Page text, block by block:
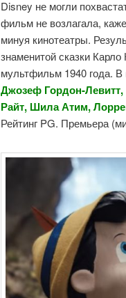
Disney не могли
фильм не возлагала,
минуя кинотеатры.
знаменитой сказки
мультфильм 1940 года. В
Джозеф Гордон-
Райт, Шила Атим,
Рейтинг PG. Премьера